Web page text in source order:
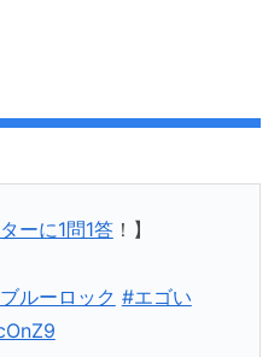
ーに1問1答！】
ルーロック #エゴい